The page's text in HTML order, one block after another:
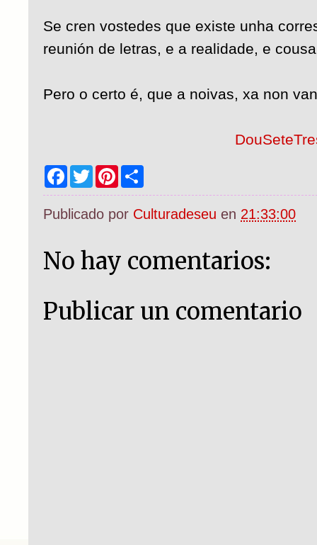
Se cren vostedes que existe unha
reunión de letras, e a realidade, e
Pero o certo é, que a noivas, xa non
F
c
b
T
w
i
t
P
n
e
t
a
e
Publicado por Culturadeseu en 21:33:00
No hay comentarios:
Publicar un comentario